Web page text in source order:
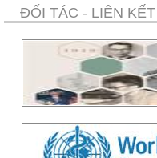
ĐỐI TÁC - LIÊN KẾT